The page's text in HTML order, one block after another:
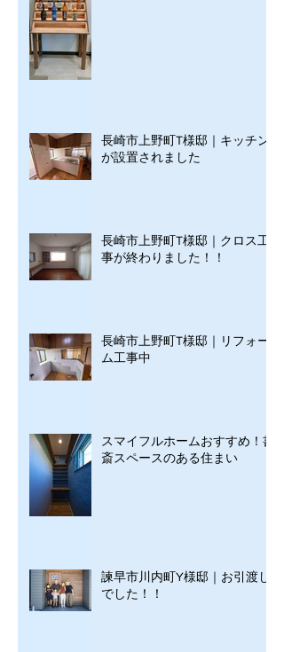
長崎市上野町T様邸｜キッチン
が設置されました
長崎市上野町T様邸｜クロス工
事が終わりました！！
長崎市上野町T様邸｜リフォー
ム工事中
スマイフルホームおすすめ！書
斎スペースのある住まい
諫早市川内町Y様邸｜お引渡し
でした！！